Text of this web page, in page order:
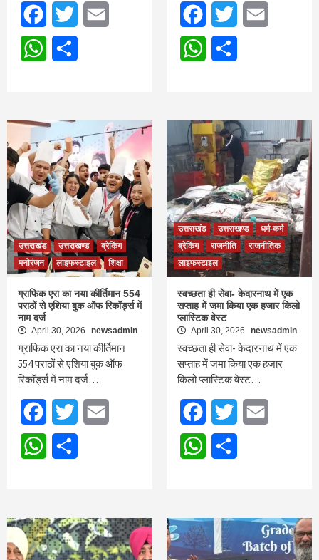
FacebookTwitter
WhatsApp
FacebookTwitter
WhatsApp
उत्तराखंड उत्तराखण्ड
ब्रेकिंग
मनोरंजन
लाइफस्टाइल शिक्षा
ग्राफिक एरा का नया कीर्तिमान 554
पराठों से एशिया बुक ऑफ रिकॉर्ड्स में
नाम दर्ज
April 30, 2026 newsadmin
ग्राफिक एरा का नया कीर्तिमान
554 पराठों से एशिया बुक ऑफ
रिकॉर्ड्स में नाम दर्ज…
FacebookTwitter
WhatsApp
उत्तराखंड उत्तराखण्ड
धर्म-कर्म
ब्रेकिंग
राजनीति
राजनीतिक
लाइफस्टाइल
स्वच्छता ही सेवा- केदारनाथ में एक
सप्ताह में जमा किया एक हजार किलो
प्लास्टिक वेस्ट
April 30, 2026 newsadmin
स्वच्छता ही सेवा- केदारनाथ में एक
सप्ताह में जमा किया एक हजार
किलो प्लास्टिक वेस्ट…
FacebookTwitter
WhatsApp